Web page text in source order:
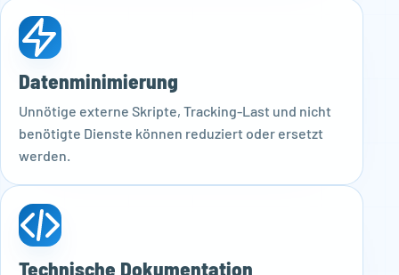
Datenminimierung
Unnötige externe Skripte, Tracking-Last und nicht
benötigte Dienste können reduziert oder ersetzt
werden.
Technische Dokumentation